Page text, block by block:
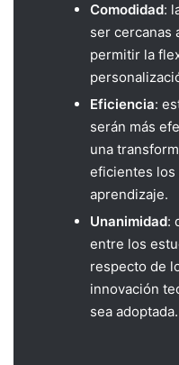
Comodidad:
ser cercanas
permitir la
Eficiencia:
serán más
una
eficientes los
aprendizaje.
Unanimidad:
entre los
respecto de
innovación
sea adoptada.